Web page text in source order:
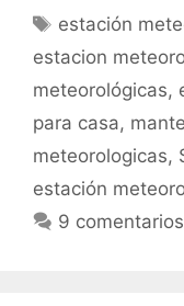
una
Etiquetas
estación
estacion
meteorológicas,
para casa,
meteorologicas,
estación
9 comentarios